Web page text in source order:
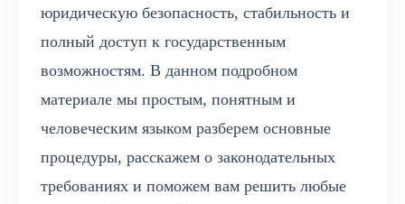
юридическую безопасность, стабильность и
полный доступ к государственным
возможностям. В данном подробном
материале мы простым, понятным и
человеческим языком разберем основные
процедуры, расскажем о законодательных
требованиях и поможем вам решить любые